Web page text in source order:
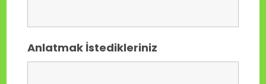
Anlatmak İstedikleriniz